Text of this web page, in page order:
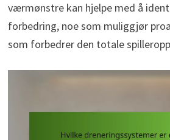
værmønstre kan hjelpe med å
forbedring, noe som muliggjør
som forbedrer den totale